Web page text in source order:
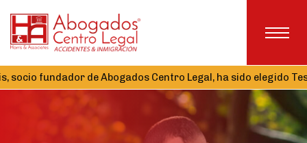
de Abogados Centro Legal, ha sido elegido Tesorero de